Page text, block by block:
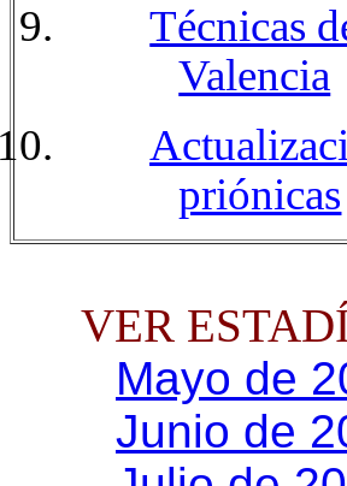
Técnicas
Valencia
priónicas
VER
Mayo de
Junio de